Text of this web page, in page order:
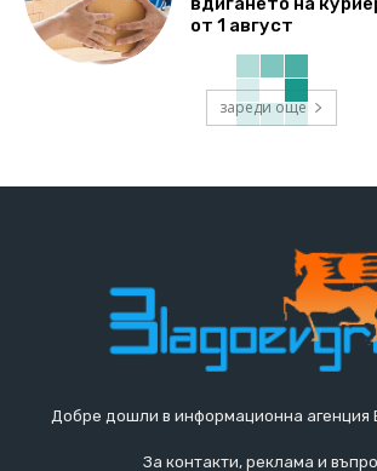
от 1 август
зареди още
Добре дошли в информационна агенция
За контакти, реклама и